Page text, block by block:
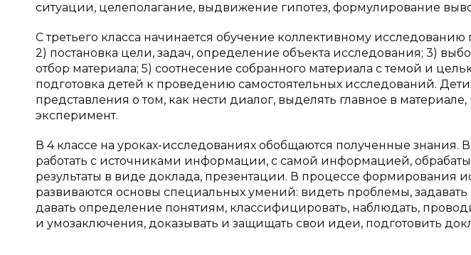
ситуации, целеполагание, выдвижение гипотез, формулирование
С третьего класса начинается обучение коллективному
2) постановка цели, задач, определение объекта исследования; 3)
отбор материала; 5) соотнесение собранного материала с темой и
подготовка детей к проведению самостоятельных исследований.
представления о том, как нести диалог, выделять главное в
эксперимент.
В 4 классе на уроках-исследованиях обобщаются полученные знания.
работать с источниками информации, с самой информацией,
результаты в виде доклада, презентации. В процессе формирования
развиваются основы специальных умений: видеть проблемы,
давать определение понятиям, классифицировать, наблюдать,
и умозаключения, доказывать и защищать свои идеи, подготовить